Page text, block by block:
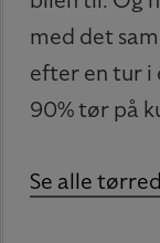
med det
efter en tur i
90% tør på
Se alle